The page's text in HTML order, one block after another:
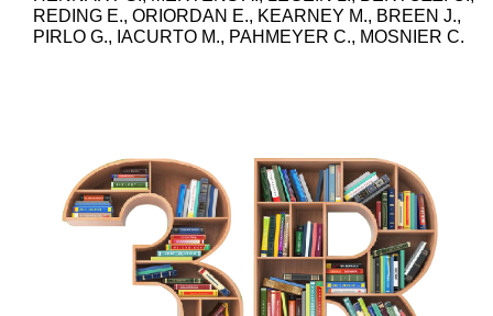
REDING E., ORIORDAN E., KEARNEY M., BREEN J.,
PIRLO G., IACURTO M., PAHMEYER C., MOSNIER C.